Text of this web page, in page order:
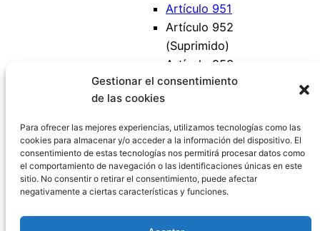
Gestionar el consentimiento
de las cookies
Para ofrecer las mejores experiencias, utilizamos tecnologías como las
cookies para almacenar y/o acceder a la información del dispositivo. El
consentimiento de estas tecnologías nos permitirá procesar datos como
el comportamiento de navegación o las identificaciones únicas en este
sitio. No consentir o retirar el consentimiento, puede afectar
negativamente a ciertas características y funciones.
Artículo 951
Artículo 952
(Suprimido)
Artículo 953
(Suprimido)